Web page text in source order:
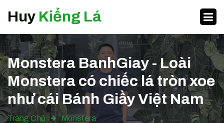
Huy Kiểng Lá
Monstera BanhGiay - Loài
Monstera có chiếc lá tròn xoe
như cái Bánh Giầy Việt Nam
Trang Chủ
Monstera